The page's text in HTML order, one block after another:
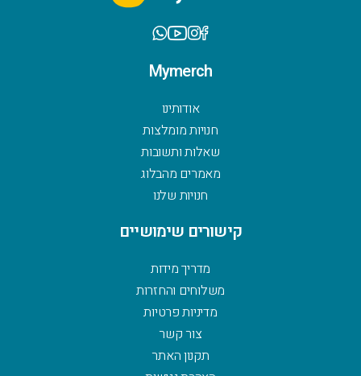
Mymerch
אודותינו
חנויות מומלצות
שאלות ותשובות
מאמרים מהבלוג
חנויות שלנו
קישורים שימושיים
מדריך מידות
משלוחים והחזרות
מדיניות פרטיות
צור קשר
תקנון האתר